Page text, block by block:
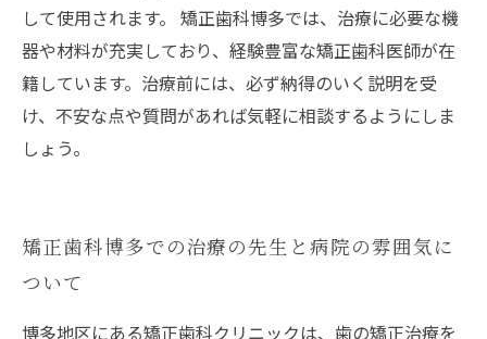
して使用されます。 矯正歯科博多では、治療に必要な機
器や材料が充実しており、経験豊富な矯正歯科医師が在
籍しています。治療前には、必ず納得のいく説明を受
け、不安な点や質問があれば気軽に相談するようにしま
しょう。
矯正歯科博多での治療の先生と病院の雰囲気に
ついて
博多地区にある矯正歯科クリニックは、歯の矯正治療を